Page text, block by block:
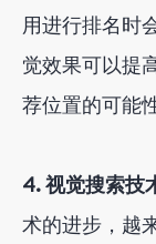
用进行排名时
觉效果可以提
荐位置的可能性
4. 视觉搜索技
术的进步，越